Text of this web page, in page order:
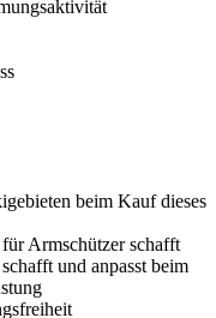
beim Kauf dieses
Armschützer schafft
und anpasst beim